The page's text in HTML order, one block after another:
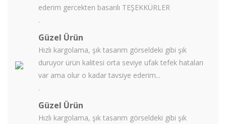
ederim gercekten basarılı TEŞEKKÜRLER
.
Güzel Ürün
Hızlı kargolama, şık tasarım görseldeki gibi şık
duruyor ürün kalitesi orta seviye ufak tefek hataları
var ama olur o kadar tavsiye ederim...
.
Güzel Ürün
Hızlı kargolama, şık tasarım görseldeki gibi şık